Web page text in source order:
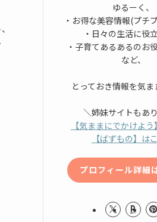
ゆるーく、
・お得な美容情報(プチ
・日々の生活に役
・子育てあるあるのお
など、
とっておき情報を気
＼姉妹サイトもあ
【気ままにでかけよ
【ばずもの】は
プロフィール詳細